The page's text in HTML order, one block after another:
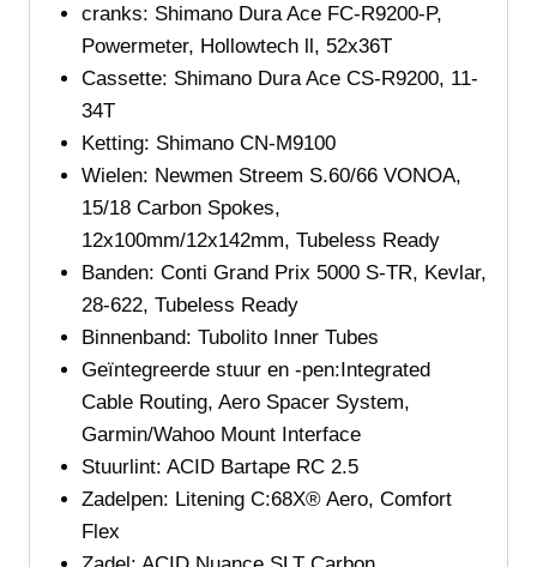
cranks: Shimano Dura Ace FC-R9200-P,
Powermeter, Hollowtech ll, 52x36T
Cassette: Shimano Dura Ace CS-R9200, 11-
34T
Ketting: Shimano CN-M9100
Wielen: Newmen Streem S.60/66 VONOA,
15/18 Carbon Spokes,
12x100mm/12x142mm, Tubeless Ready
Banden: Conti Grand Prix 5000 S-TR, Kevlar,
28-622, Tubeless Ready
Binnenband: Tubolito Inner Tubes
Geïntegreerde stuur en -pen:Integrated
Cable Routing, Aero Spacer System,
Garmin/Wahoo Mount Interface
Stuurlint: ACID Bartape RC 2.5
Zadelpen: Litening C:68X® Aero, Comfort
Flex